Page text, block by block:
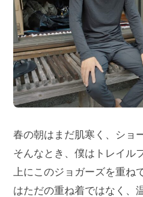
春の朝はまだ肌寒く、ショ
そんなとき、僕はトレイル
上にこのジョガーズを重ね
はただの重ね着ではなく、